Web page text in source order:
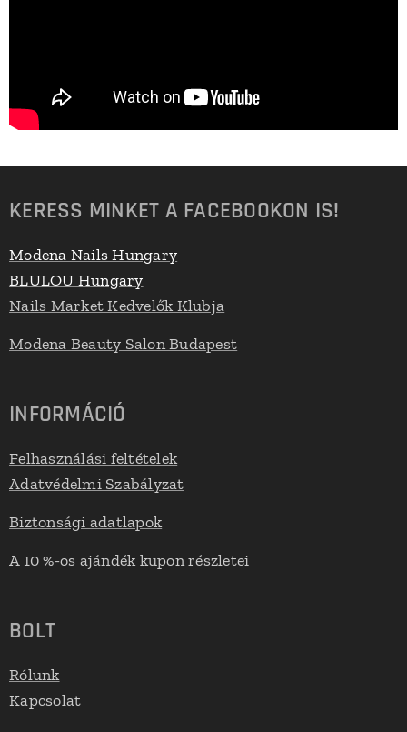
KERESS MINKET A FACEBOOKON IS!
Modena Nails Hungary
BLULOU Hungary
Nails Market Kedvelők Klubja
Modena Beauty Salon Budapest
INFORMÁCIÓ
Felhasználási feltételek
Adatvédelmi Szabályzat
Biztonsági adatlapok
A 10 %-os ajándék kupon részletei
BOLT
Rólunk
Kapcsolat